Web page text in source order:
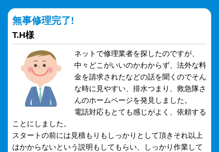
無事修理完了!
T.H様
ネットで修理業者を探したのですが、
中々どこがいいのかわからず、法外な料
金を請求されたなどの話を聞くのでそん
な時に見やすい、排水つまり、救急隊さ
んのホームページを発見しました。
電話対応もとても感じがよく、依頼する
ことにしました。
スタートの前には見積もりもしっかりとして頂きそれ以上
はかからないという説明もしてもらい、しっかり作業して